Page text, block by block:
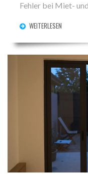
Fehler bei Miet-
WEITERLESEN